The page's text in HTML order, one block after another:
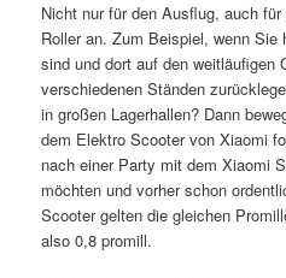
Nicht nur für den Ausflug, auch
Roller an. Zum Beispiel, wenn Sie
sind und dort auf den weitläufigen
verschiedenen Ständen
in großen Lagerhallen? Dann
dem Elektro Scooter von Xiaomi
nach einer Party mit dem Xiaomi
möchten und vorher schon
Scooter gelten die gleichen
also 0,8 promill.